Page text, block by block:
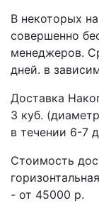
В некоторых
совершенно
менеджеров.
дней. в
Доставка
3 куб.
в течении 6-7
Стоимость
- от 45000 р.